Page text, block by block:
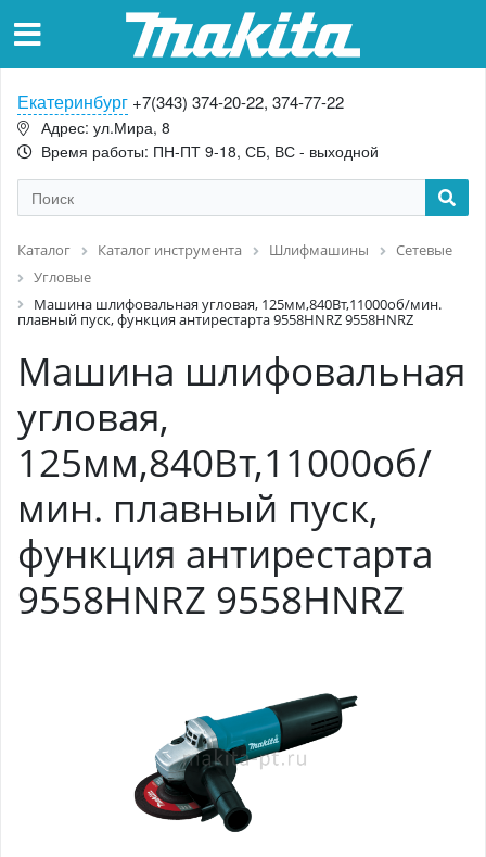
Екатеринбург +7(343) 374-20-22, 374-77-22
Адрес: ул.Мира, 8
Время работы: ПН-ПТ 9-18, СБ, ВС - выходной
Каталог Каталог инструмента Шлифмашины
Сетевые
Угловые
Машина шлифовальная угловая, 125мм,840Вт,11000об/мин.
плавный пуск, функция антирестарта 9558HNRZ 9558HNRZ
Машина шлифовальная
угловая,
125мм,840Вт,11000об/
мин. плавный пуск,
функция антирестарта
9558HNRZ 9558HNRZ